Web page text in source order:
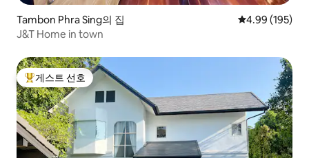
Tambon Phra Sing의 집 평점 4.99점(5
4.99 (195)
J&T Home in town
상위 게스트 선호
게스트 선호